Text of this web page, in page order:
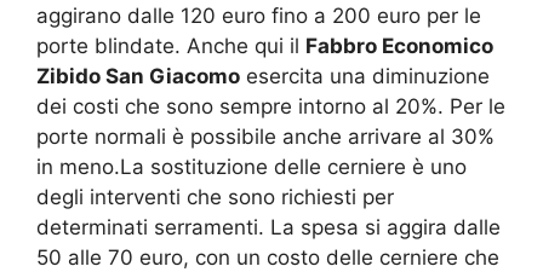
aggirano dalle 120 euro fino a 200 euro per le
porte blindate. Anche qui il Fabbro Economico
Zibido San Giacomo esercita una diminuzione
dei costi che sono sempre intorno al 20%. Per le
porte normali è possibile anche arrivare al 30%
in meno.La sostituzione delle cerniere è uno
degli interventi che sono richiesti per
determinati serramenti. La spesa si aggira dalle
50 alle 70 euro, con un costo delle cerniere che